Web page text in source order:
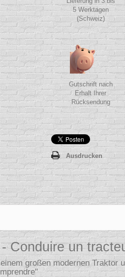
5 Werktagen
(Schweiz)
Gutschrift nach
Erhalt Ihrer
Rücksendung
Ausdrucken
Conduire un
großen modernen Traktor